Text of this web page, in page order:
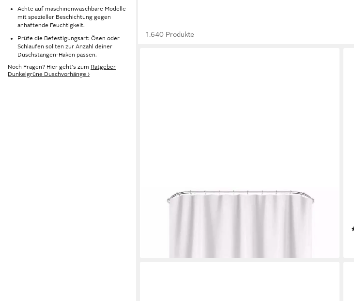
Achte auf maschinenwaschbare Modelle
mit spezieller Beschichtung gegen
anhaftende Feuchtigkeit.
Prüfe die Befestigungsart: Ösen oder
Schlaufen sollten zur Anzahl deiner
Duschstangen-Haken passen.
Noch Fragen? Hier geht's zum Ratgeber
Dunkelgrüne Duschvorhänge ›
1.640 Produkte
M&W DAS DESIGN